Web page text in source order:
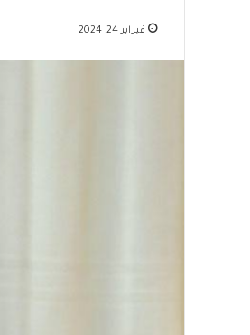
فبراير 24, 2024